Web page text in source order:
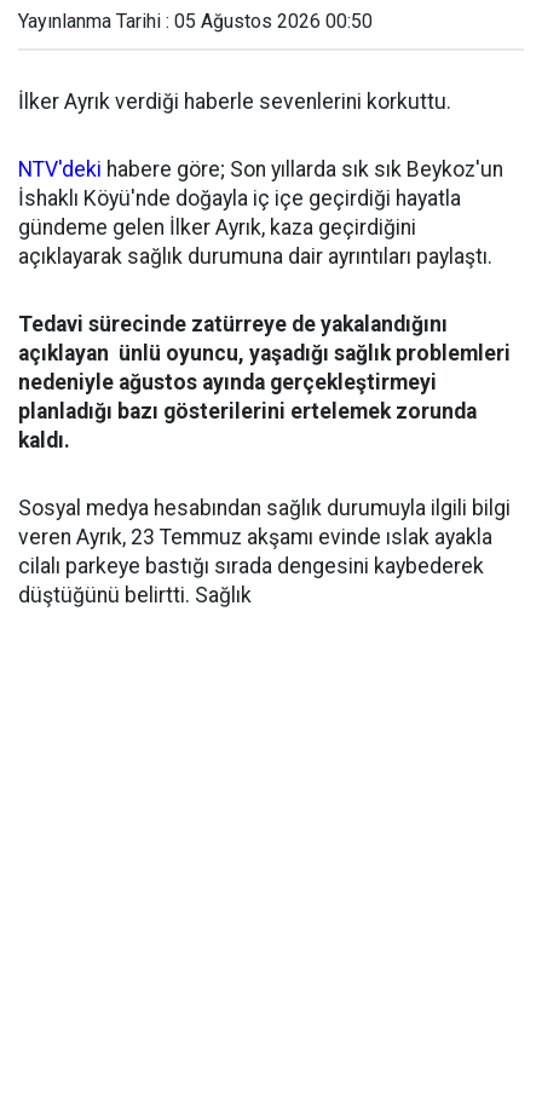
Yayınlanma Tarihi : 05 Ağustos 2026 00:50
İlker Ayrık verdiği haberle sevenlerini korkuttu.
NTV'deki habere göre; Son yıllarda sık sık Beykoz'un
İshaklı Köyü'nde doğayla iç içe geçirdiği hayatla
gündeme gelen İlker Ayrık, kaza geçirdiğini
açıklayarak sağlık durumuna dair ayrıntıları paylaştı.
Tedavi sürecinde zatürreye de yakalandığını
açıklayan ünlü oyuncu, yaşadığı sağlık problemleri
nedeniyle ağustos ayında gerçekleştirmeyi
planladığı bazı gösterilerini ertelemek zorunda
kaldı.
Sosyal medya hesabından sağlık durumuyla ilgili bilgi
veren Ayrık, 23 Temmuz akşamı evinde ıslak ayakla
cilalı parkeye bastığı sırada dengesini kaybederek
düştüğünü belirtti. Sağlık